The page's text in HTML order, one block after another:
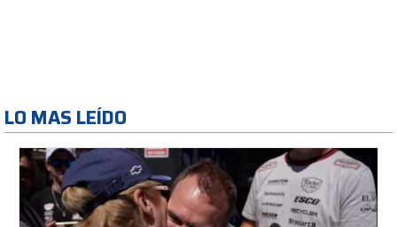
LO MAS LEÍDO